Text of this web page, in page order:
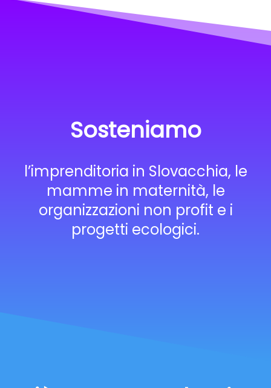
Sosteniamo
l’imprenditoria in Slovacchia, le
mamme in maternità, le
organizzazioni non profit e i
progetti ecologici.